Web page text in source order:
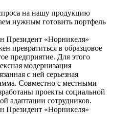
на нашу продукцию
нужным готовить портфель
Президент «Норникеля»
превратиться в образцовое
предприятие. Для этого
модернизация
с ней серьезная
Совместно с местными
проекты социальной
адаптации сотрудников.
Президент «Норникеля»